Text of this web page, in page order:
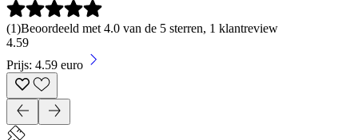
(1)Beoordeeld met 4.0 van de 5 sterren, 1 klantreview
4.59
Prijs: 4.59 euro